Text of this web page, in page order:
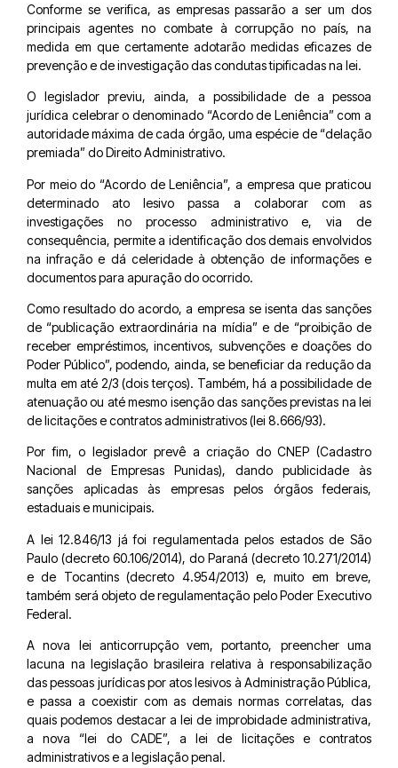
Conforme se verifica, as empresas passarão a ser um dos
principais agentes no combate à corrupção no país, na
medida em que certamente adotarão medidas eficazes de
prevenção e de investigação das condutas tipificadas na lei.
O legislador previu, ainda, a possibilidade de a pessoa
jurídica celebrar o denominado “Acordo de Leniência” com a
autoridade máxima de cada órgão, uma espécie de “delação
premiada” do Direito Administrativo.
Por meio do “Acordo de Leniência”, a empresa que praticou
determinado ato lesivo passa a colaborar com as
investigações no processo administrativo e, via de
consequência, permite a identificação dos demais envolvidos
na infração e dá celeridade à obtenção de informações e
documentos para apuração do ocorrido.
Como resultado do acordo, a empresa se isenta das sanções
de “publicação extraordinária na mídia” e de “proibição de
receber empréstimos, incentivos, subvenções e doações do
Poder Público”, podendo, ainda, se beneficiar da redução da
multa em até 2/3 (dois terços). Também, há a possibilidade de
atenuação ou até mesmo isenção das sanções previstas na lei
de licitações e contratos administrativos (lei 8.666/93).
Por fim, o legislador prevê a criação do CNEP (Cadastro
Nacional de Empresas Punidas), dando publicidade às
sanções aplicadas às empresas pelos órgãos federais,
estaduais e municipais.
A lei 12.846/13 já foi regulamentada pelos estados de São
Paulo (decreto 60.106/2014), do Paraná (decreto 10.271/2014)
e de Tocantins (decreto 4.954/2013) e, muito em breve,
também será objeto de regulamentação pelo Poder Executivo
Federal.
A nova lei anticorrupção vem, portanto, preencher uma
lacuna na legislação brasileira relativa à responsabilização
das pessoas jurídicas por atos lesivos à Administração Pública,
e passa a coexistir com as demais normas correlatas, das
quais podemos destacar a lei de improbidade administrativa,
a nova “lei do CADE”, a lei de licitações e contratos
administrativos e a legislação penal.